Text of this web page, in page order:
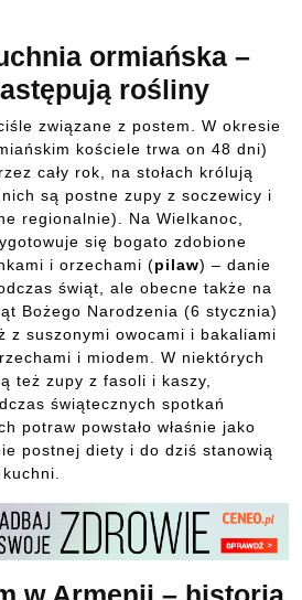
ormiańska –
rośliny
związane z postem. W okresie
kościele trwa on 48 dni)
cały rok, na stołach królują
są postne zupy z soczewicy i
regionalnie). Na Wielkanoc,
się bogato zdobione
i orzechami (pilaw) – danie
świąt, ale obecne także na
Bożego Narodzenia (6 stycznia)
z suszonymi owocami i bakaliami
i miodem. W niektórych
też zupy z fasoli i kaszy,
świątecznych spotkań
potraw powstało właśnie jako
postnej diety i do dziś stanowią